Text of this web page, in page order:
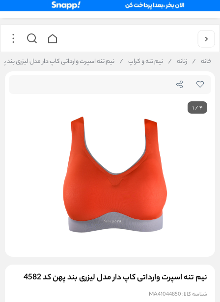
خانه / زنانه / نیم تنه و کراپ / نیم‌ تنه اسپرت وارداتی کاپ دار مدل لیزری بند پهن
1/4
نیم‌ تنه اسپرت وارداتی کاپ دار مدل لیزری بند پهن کد 4582
شناسه کالا: MA41044850